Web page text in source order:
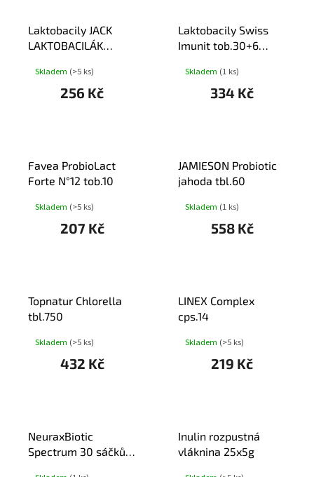
Laktobacily JACK
LAKTOBACILÁK
Skladem (>5 ks)
256 Kč
Laktobacily Swiss
Imunit tob.30+6
Skladem (1 ks)
334 Kč
Favea ProbioLact
Forte N°12 tob.10
Skladem (>5 ks)
207 Kč
JAMIESON Probiotic
jahoda tbl.60
Skladem (1 ks)
558 Kč
Topnatur Chlorella
tbl.750
Skladem (>5 ks)
432 Kč
LINEX Complex
cps.14
Skladem (>5 ks)
219 Kč
NeuraxBiotic
Spectrum 30 sáčků x
Inulin rozpustná
vláknina 25x5g